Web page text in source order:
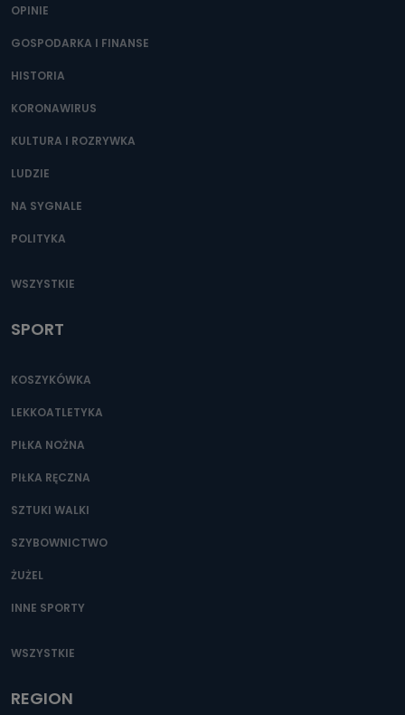
OPINIE
GOSPODARKA I FINANSE
HISTORIA
KORONAWIRUS
KULTURA I ROZRYWKA
LUDZIE
NA SYGNALE
POLITYKA
WSZYSTKIE
SPORT
KOSZYKÓWKA
LEKKOATLETYKA
PIŁKA NOŻNA
PIŁKA RĘCZNA
SZTUKI WALKI
SZYBOWNICTWO
ŻUŻEL
INNE SPORTY
WSZYSTKIE
REGION